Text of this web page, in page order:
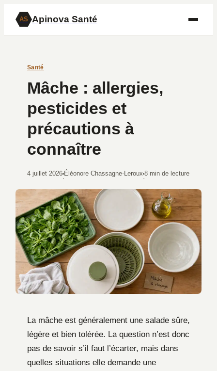
AS Apinova Santé
Santé
Mâche : allergies,
pesticides et
précautions à
connaître
4 juillet 2026
·
Éléonore Chassagne-Leroux
·
8 min de lecture
La mâche est généralement une salade sûre,
légère et bien tolérée. La question n’est donc
pas de savoir s’il faut l’écarter, mais dans
quelles situations elle demande une